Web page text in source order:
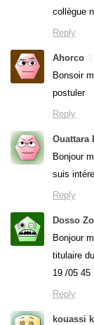
collègue
Reply
Ahorco
Bonsoir
postuler
Reply
Ouattara
Bonjour
suis
Reply
Dosso
Bonjour
titulaire
19 /05 45
Reply
kouassi